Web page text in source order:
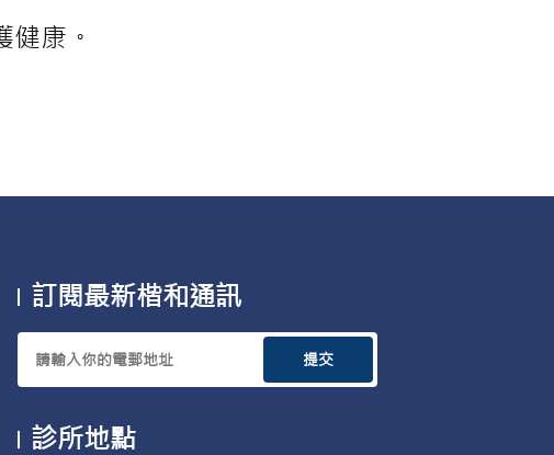
康。
訂閱最新楷和通訊
提交
診所地點